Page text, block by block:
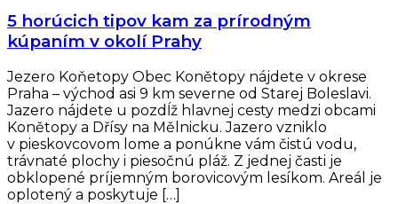
5 horúcich tipov kam za prírodným
kúpaním v okolí Prahy
Jezero Koňetopy Obec Konětopy nájdete v okrese
Praha – východ asi 9 km severne od Starej Boleslavi.
Jazero nájdete u pozdĺž hlavnej cesty medzi obcami
Konětopy a Dřísy na Mělnicku. Jazero vzniklo
v pieskovcovom lome a ponúkne vám čistú vodu,
trávnaté plochy i piesočnú pláž. Z jednej časti je
obklopené príjemným borovicovým lesíkom. Areál je
oplotený a poskytuje […]